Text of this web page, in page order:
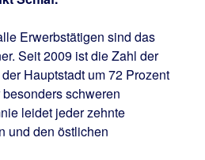
Erwerbstätigen sind das
Seit 2009 ist die Zahl der
Hauptstadt um 72 Prozent
schweren
leidet jeder zehnte
und den östlichen